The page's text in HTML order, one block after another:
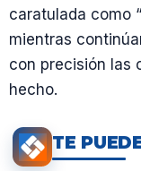
caratulada como
mientras
con precisión las
hecho.
TE